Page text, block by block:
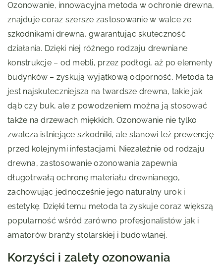
Ozonowanie, innowacyjna metoda w ochronie drewna,
znajduje coraz szersze zastosowanie w walce ze
szkodnikami drewna, gwarantując skuteczność
działania. Dzięki niej różnego rodzaju drewniane
konstrukcje – od mebli, przez podłogi, aż po elementy
budynków – zyskują wyjątkową odporność. Metoda ta
jest najskuteczniejsza na twardsze drewna, takie jak
dąb czy buk, ale z powodzeniem można ją stosować
także na drzewach miękkich. Ozonowanie nie tylko
zwalcza istniejące szkodniki, ale stanowi też prewencję
przed kolejnymi infestacjami. Niezależnie od rodzaju
drewna, zastosowanie ozonowania zapewnia
długotrwałą ochronę materiału drewnianego,
zachowując jednocześnie jego naturalny urok i
estetykę. Dzięki temu metoda ta zyskuje coraz większą
popularność wśród zarówno profesjonalistów jak i
amatorów branży stolarskiej i budowlanej.
Korzyści i zalety ozonowania